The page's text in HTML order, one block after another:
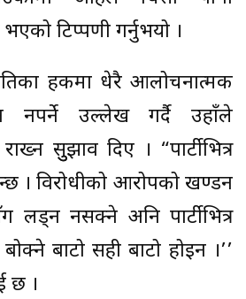
टिप्पणी गर्नुभयो ।
हकमा धेरै आलोचनात्मक
नपर्ने उल्लेख गर्दै उहाँले
सुुझाव दिए । “पार्टीभित्र
। विरोधीको आरोपको खण्डन
लड्न नसक्ने अनि पार्टीभित्र
बाटो सही बाटो होइन ।’’
छ ।